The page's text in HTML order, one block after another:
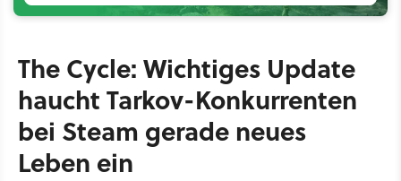
The Cycle: Wichtiges Update
haucht Tarkov-Konkurrenten
bei Steam gerade neues
Leben ein